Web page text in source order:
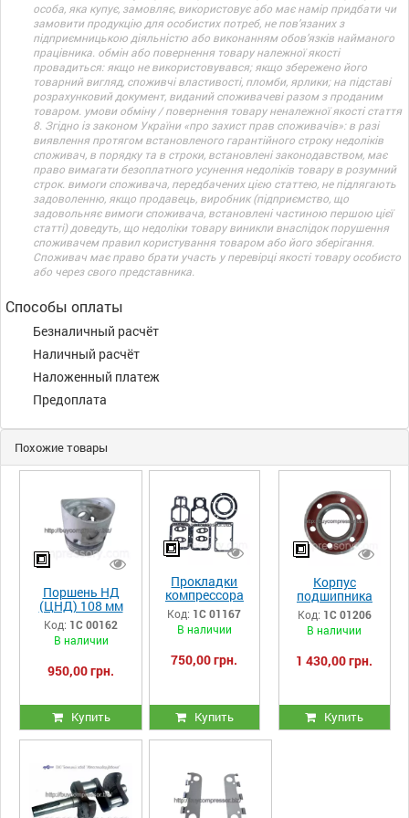
особа, яка купує, замовляє, використовує або має намір придбати чи
замовити продукцію для особистих потреб, не пов’язаних з
підприємницькою діяльністю або виконанням обов’язків найманого
працівника. обмін або повернення товару належної якості
провадиться: якщо не використовувався; якщо збережено його
товарний вигляд, споживчі властивості, пломби, ярлики; на підставі
розрахунковий документ, виданий споживачеві разом з проданим
товаром. умови обміну / повернення товару неналежної якості стаття
8. Згідно із законом України «про захист прав споживачів»: в разі
виявлення протягом встановленого гарантійного строку недоліків
споживач, в порядку та в строки, встановлені законодавством, має
право вимагати безоплатного усунення недоліків товару в розумний
строк. вимоги споживача, передбачених цією статтею, не підлягають
задоволенню, якщо продавець, виробник (підприємство, що
задовольняє вимоги споживача, встановлені частиною першою цієї
статті) доведуть, що недоліки товару виникли внаслідок порушення
споживачем правил користування товаром або його зберігання.
Споживач має право брати участь у перевірці якості товару особисто
або через свого представника.
Способы оплаты
Безналичный расчёт
Наличный расчёт
Наложенный платеж
Предоплата
Похожие товары
Поршень НД
(ЦНД) 108 мм
компрессора
С416М,
С415М.01.00.150
Код: 1С 00162
В наличии
950,00 грн.
Купить
Прокладки
компрессора
С415М
Код: 1С 01167
В наличии
750,00 грн.
Купить
Корпус
подшипника
компрессора
С416М,
С415.01.10.019
Код: 1С 01206
В наличии
1 430,00 грн.
Купить